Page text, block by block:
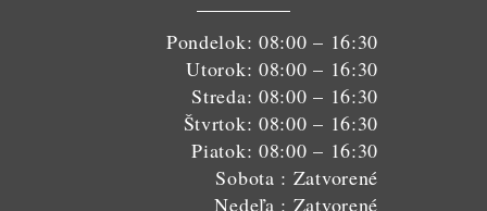
Pondelok: 08:00 – 16:30
Utorok: 08:00 – 16:30
Streda: 08:00 – 16:30
Štvrtok: 08:00 – 16:30
Piatok: 08:00 – 16:30
Sobota : Zatvorené
Nedeľa : Zatvorené